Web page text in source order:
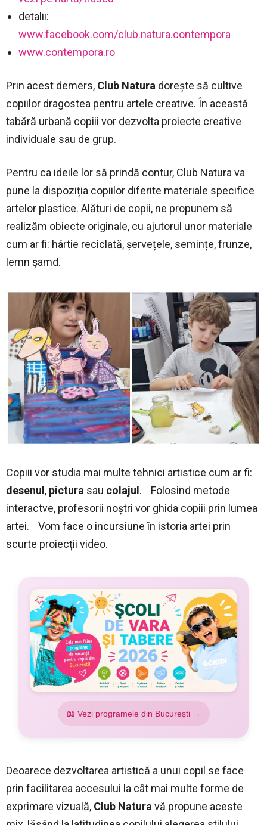
detalii:
www.facebook.com/club.natura.contempora
www.contempora.ro
Prin acest demers, Club Natura dorește să cultive
copiilor dragostea pentru artele creative. În această
tabără urbană copiii vor dezvolta proiecte creative
individuale sau de grup.
Pentru ca ideile lor să prindă contur, Club Natura va
pune la dispoziția copiilor diferite materiale specifice
artelor plastice. Alături de copii, ne propunem să
realizăm obiecte originale, cu ajutorul unor materiale
cum ar fi: hârtie reciclată, șervețele, semințe, frunze,
lemn șamd.
Copiii vor studia mai multe tehnici artistice cum ar fi:
desenul , pictura sau colajul . Folosind metode
interactve, profesorii noștri vor ghida copiii prin lumea
artei. Vom face o incursiune în istoria artei prin
scurte proiecții video.
📖 Vezi programele din București →
Deoarece dezvoltarea artistică a unui copil se face
prin facilitarea accesului la cât mai multe forme de
exprimare vizuală, Club Natura vă propune aceste